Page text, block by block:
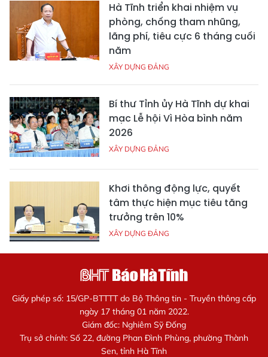
Hà Tĩnh triển khai nhiệm vụ
phòng, chống tham nhũng,
lãng phí, tiêu cực 6 tháng cuối
năm
XÂY DỰNG ĐẢNG
Bí thư Tỉnh ủy Hà Tĩnh dự khai
mạc Lễ hội Vì Hòa bình năm
2026
XÂY DỰNG ĐẢNG
Khơi thông động lực, quyết
tâm thực hiện mục tiêu tăng
trưởng trên 10%
XÂY DỰNG ĐẢNG
Giấy phép số: 15/GP-BTTTT do Bộ Thông tin - Truyền thông cấp
ngày 17 tháng 01 năm 2022.
Giám đốc: Nghiêm Sỹ Đống
Trụ sở chính: Số 22, đường Phan Đình Phùng, phường Thành
Sen, tỉnh Hà Tĩnh